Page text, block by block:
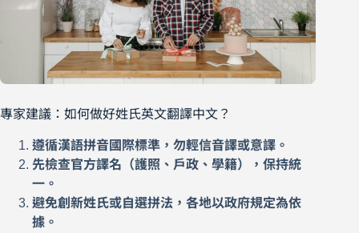
專家建議：如何做好姓氏英文翻譯中文？
遵循漢語拼音國際標準，勿輕信音譯或意譯。
先檢查官方譯名（護照、戶政、學籍），保持統
一。
避免創新姓氏或自選拼法，各地以政府規定為依
據。